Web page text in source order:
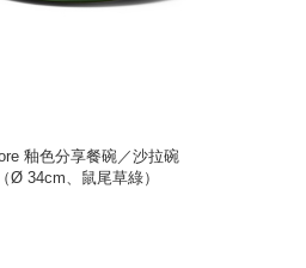
釉色分享餐碗／沙拉碗
（Ø 34cm、鼠尾草綠）